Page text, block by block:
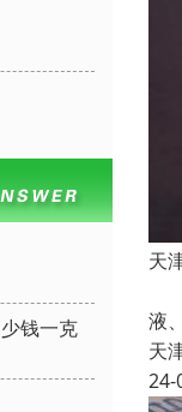
钱一克
天
液
天
24-